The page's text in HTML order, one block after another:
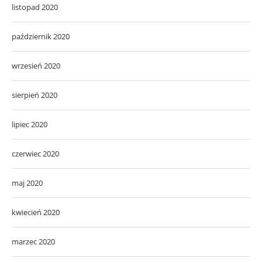
listopad 2020
październik 2020
wrzesień 2020
sierpień 2020
lipiec 2020
czerwiec 2020
maj 2020
kwiecień 2020
marzec 2020